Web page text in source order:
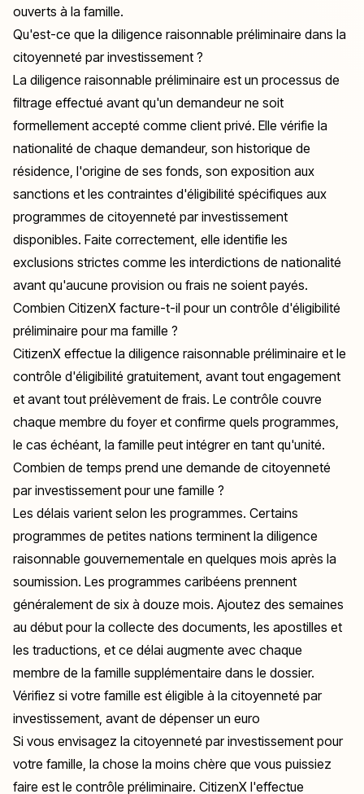
ouverts à la famille.
Qu'est-ce que la diligence raisonnable préliminaire dans la
citoyenneté par investissement ?
La diligence raisonnable préliminaire est un processus de
filtrage effectué avant qu'un demandeur ne soit
formellement accepté comme client privé. Elle vérifie la
nationalité de chaque demandeur, son historique de
résidence, l'origine de ses fonds, son exposition aux
sanctions et les contraintes d'éligibilité spécifiques aux
programmes de citoyenneté par investissement
disponibles. Faite correctement, elle identifie les
exclusions strictes comme les interdictions de nationalité
avant qu'aucune provision ou frais ne soient payés.
Combien CitizenX facture-t-il pour un contrôle d'éligibilité
préliminaire pour ma famille ?
CitizenX effectue la diligence raisonnable préliminaire et le
contrôle d'éligibilité gratuitement, avant tout engagement
et avant tout prélèvement de frais. Le contrôle couvre
chaque membre du foyer et confirme quels programmes,
le cas échéant, la famille peut intégrer en tant qu'unité.
Combien de temps prend une demande de citoyenneté
par investissement pour une famille ?
Les délais varient selon les programmes. Certains
programmes de petites nations terminent la diligence
raisonnable gouvernementale en quelques mois après la
soumission. Les programmes caribéens prennent
généralement de six à douze mois. Ajoutez des semaines
au début pour la collecte des documents, les apostilles et
les traductions, et ce délai augmente avec chaque
membre de la famille supplémentaire dans le dossier.
Vérifiez si votre famille est éligible à la citoyenneté par
investissement, avant de dépenser un euro
Si vous envisagez la citoyenneté par investissement pour
votre famille, la chose la moins chère que vous puissiez
faire est le contrôle préliminaire. CitizenX l'effectue